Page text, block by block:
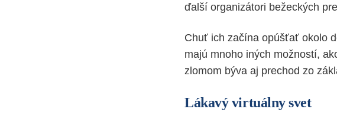
ďalší organizátori bežeckých
Chuť ich začína opúšťať okolo
majú mnoho iných možností,
zlomom býva aj prechod zo
Lákavý virtuálny svet